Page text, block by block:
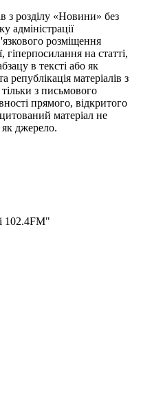
з розділу «Новини» без
адміністрації
розміщення
гіперпосилання на статті,
в тексті або як
матеріалів з
тільки з письмового
прямого, відкритого
матеріал не
як джерело.
102.4FM"